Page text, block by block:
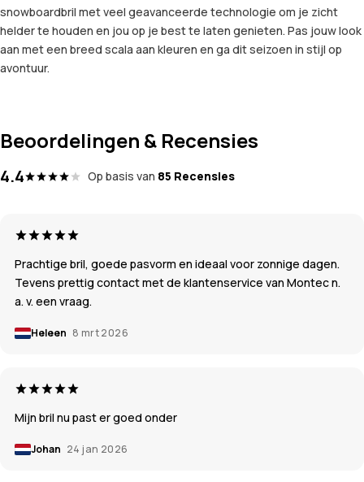
snowboardbril met veel geavanceerde technologie om je zicht
helder te houden en jou op je best te laten genieten. Pas jouw look
aan met een breed scala aan kleuren en ga dit seizoen in stijl op
avontuur.
Beoordelingen & Recensies
4.4 Op basis van 85 Recensies
Prachtige bril, goede pasvorm en ideaal voor zonnige dagen.
Tevens prettig contact met de klantenservice van Montec n.
a. v. een vraag.
Heleen 8 mrt 2026
Mijn bril nu past er goed onder
Johan 24 jan 2026